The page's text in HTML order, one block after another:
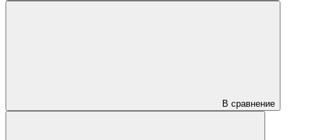
В сравнение